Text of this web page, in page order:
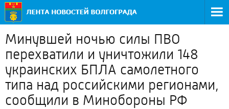
Минувшей ночью силы ПВО
перехватили и уничтожили 148
украинских БПЛА самолетного
типа над российскими регионами,
сообщили в Минобороны РФ